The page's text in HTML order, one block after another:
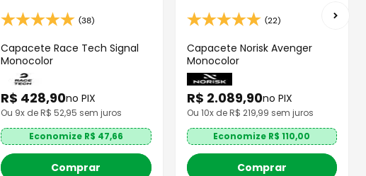
(38)
Capacete Race Tech Signal
Monocolor
R$ 428,90no PIX
Ou 9x de R$52,95 sem juros
Economize R$ 47,66
Comprar
(22)
Capacete Norisk Avenger
Monocolor
R$ 2.089,90no PIX
Ou 10x de R$ 219,99 sem juros
Economize R$110,00
Comprar